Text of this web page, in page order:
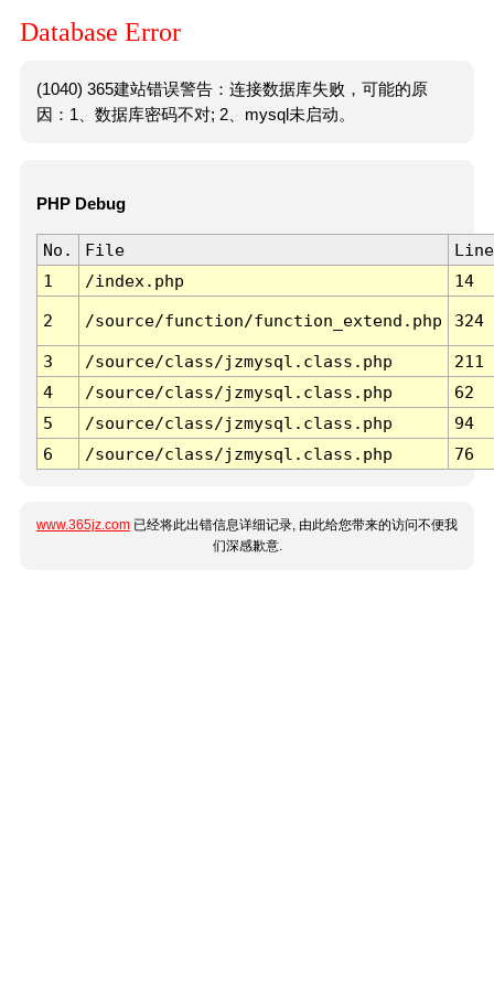
Database Error
(1040) 365建站错误警告：连接数据库失败，可能的原
因：1、数据库密码不对; 2、mysql未启动。
PHP Debug
No. File
Line
1
/index.php 14
2 /source/function/function_extend.php 324
3 /source/class/jzmysql.class.php
211
4
/source/class/jzmysql.class.php
62
5
/source/class/jzmysql.class.php
94
6
/source/class/jzmysql.class.php 76
www.365jz.com 已经将此出错信息详细记录, 由此给您带来的访问不便我
们深感歉意.